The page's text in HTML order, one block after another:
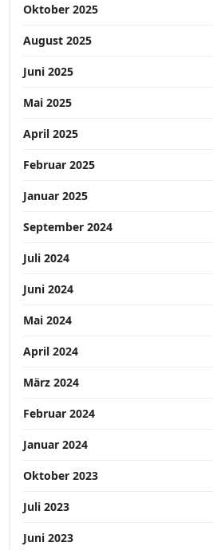
Oktober 2025
August 2025
Juni 2025
Mai 2025
April 2025
Februar 2025
Januar 2025
September 2024
Juli 2024
Juni 2024
Mai 2024
April 2024
März 2024
Februar 2024
Januar 2024
Oktober 2023
Juli 2023
Juni 2023